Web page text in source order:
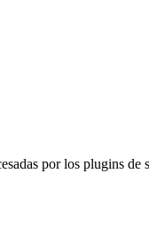
por los plugins de